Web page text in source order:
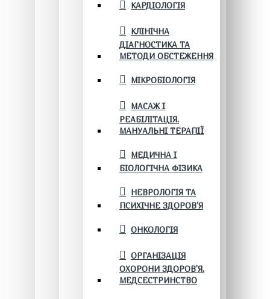
КАРДІОЛОГІЯ
КЛІНІЧНА
ДІАГНОСТИКА ТА
МЕТОДИ ОБСТЕЖЕННЯ
МІКРОБІОЛОГІЯ
МАСАЖ І
РЕАБІЛІТАЦІЯ.
МАНУАЛЬНІ ТЕРАПІЇ
МЕДИЧНА І
БІОЛОГІЧНА ФІЗИКА
НЕВРОЛОГІЯ ТА
ПСИХІЧНЕ ЗДОРОВ’Я
ОНКОЛОГІЯ
ОРГАНІЗАЦІЯ
ОХОРОНИ ЗДОРОВ'Я.
МЕДСЕСТРИНСТВО